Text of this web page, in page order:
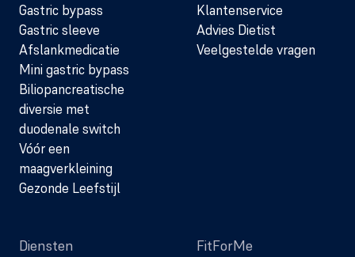
Gastric bypass
Gastric sleeve
Afslankmedicatie
Mini gastric bypass
Biliopancreatische
diversie met
duodenale switch
Vóór een
maagverkleining
Gezonde Leefstijl
Klantenservice
Advies Dietist
Veelgestelde vragen
Diensten FitForMe